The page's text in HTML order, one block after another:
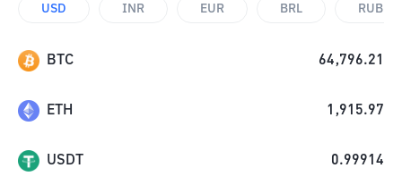
USD INR EUR BRL RUB
BTC 64,796.21
ETH 1,915.97
USDT 0.99914